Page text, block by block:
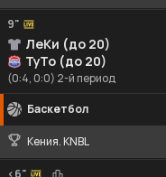
9"
ЛеКи (до 20)
ТуТо (до 20)
(0:4, 0:0) 2-й период
Баскетбол
Кения. KNBL
<6"